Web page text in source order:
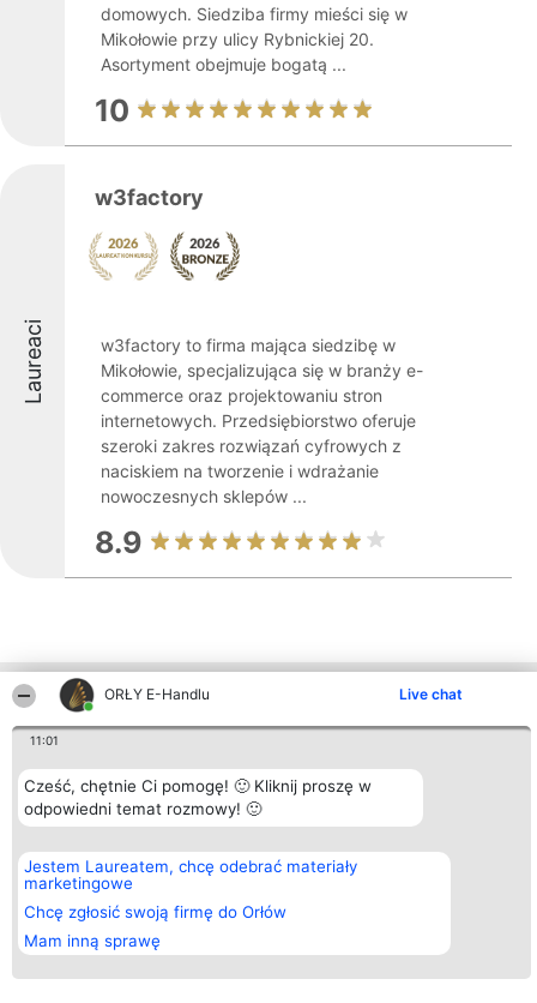
ORŁY E-Handlu Live chat
11:01
Cześć, chętnie Ci pomogę! 🙂 Kliknij proszę w
odpowiedni temat rozmowy! 🙂
Jestem Laureatem, chcę odebrać materiały
marketingowe
Chcę zgłosić swoją firmę do Orłów
Mam inną sprawę
domowych. Siedziba firmy mieści się w
Mikołowie przy ulicy Rybnickiej 20.
Asortyment obejmuje bogatą ...
10
Laureaci
w3factory
w3factory to firma mająca siedzibę w
Mikołowie, specjalizująca się w branży e-
commerce oraz projektowaniu stron
internetowych. Przedsiębiorstwo oferuje
szeroki zakres rozwiązań cyfrowych z
naciskiem na tworzenie i wdrażanie
nowoczesnych sklepów ...
8.9
Inne firmy z województwa
Organizator plebiscytu
Bright Side Solutions sp. z o.
o. sp. k.
Wrocław 50-079
KRS 0000749100 | Regon
381313360 | NIP 8943132676
+48 508 492 400
Plebiscyt
Laureaci
Lista
Laureatów
Zasady
Polityka
Kontakt